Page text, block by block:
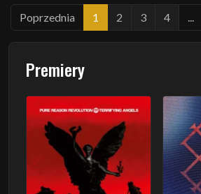
Poprzednia 1 2 3 4
Premiery